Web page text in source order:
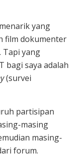
yang
film dokumenter
Tapi yang
bagi saya adalah
(survei
partisipan
masing
masing-
forum.